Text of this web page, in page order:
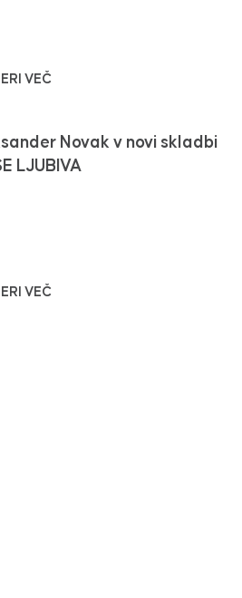
VEČ
Novak v novi skladbi
LJUBIVA
VEČ